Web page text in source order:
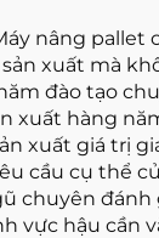
nâng
xuất mà
đào tạo
xuất hàng
xuất giá trị
cầu cụ thể
đánh
vực hậu cần